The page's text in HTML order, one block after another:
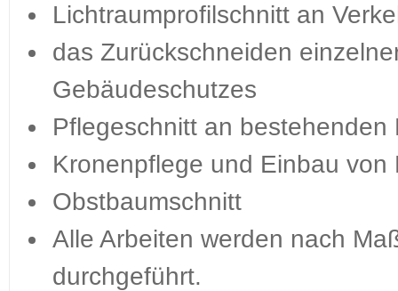
Lichtraumprofilschnitt an
das Zurückschneiden
Gebäudeschutzes
Pflegeschnitt an bestehenden
Kronenpflege und Einbau von
Obstbaumschnitt
Alle Arbeiten werden nach
durchgeführt.